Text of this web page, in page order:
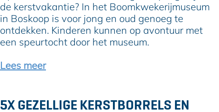
m
,
t
h
e
a
r
k
a
n
t
e
a
t
i
de kerstvakantie? In het Boomkwekerijmuseum
in Boskoop is voor jong en oud genoeg te
ontdekken. Kinderen kunnen op avontuur met
een speurtocht door het museum.
Lees meer
5X GEZELLIGE KERSTBORRELS EN